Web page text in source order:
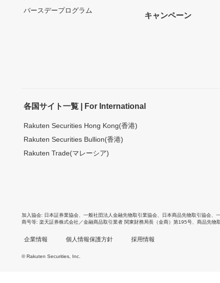
バースデープログラム
キャンペーン
各国サイト一覧 | For International
Rakuten Securities Hong Kong(香港)
Rakuten Securities Bullion(香港)
Rakuten Trade(マレーシア)
加入協会 日本証券業協会 一般社団法人金融先物取引業協会 日本商品先物取引協会
商号等 楽天証券株式会社／金融商品取引業者 関東財務局長（金商）第195号、商品先物
企業情報 個人情報保護方針 採用情報
© Rakuten Securities, Inc.